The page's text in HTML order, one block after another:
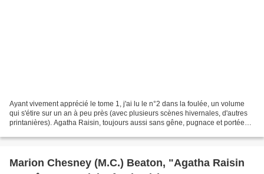
Ayant vivement apprécié le tome 1, j'ai lu le n°2 dans la foulée, un volume
qui s'étire sur un an à peu près (avec plusieurs scènes hivernales, d'autres
printanières). Agatha Raisin, toujours aussi sans gêne, pugnace et portée
Marion Chesney (M.C.) Beaton, "Agatha Raisin